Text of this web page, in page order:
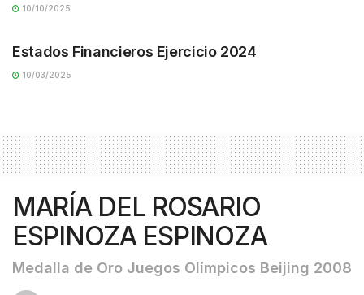
10/10/2025
Estados Financieros Ejercicio 2024
10/03/2025
MARÍA DEL ROSARIO
ESPINOZA ESPINOZA
Medalla de Oro Juegos Olímpicos Beijing 2008